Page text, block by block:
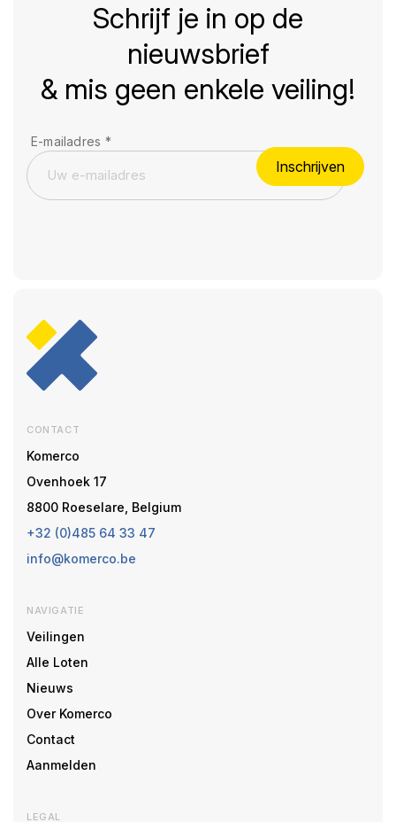
Schrijf je in op de
nieuwsbrief
& mis geen enkele veiling!
E-mailadres *
Inschrijven
CONTACT
Komerco
Ovenhoek 17
8800 Roeselare, Belgium
+32 (0)485 64 33 47
info@komerco.be
NAVIGATIE
Veilingen
Alle Loten
Nieuws
Over Komerco
Contact
Aanmelden
LEGAL